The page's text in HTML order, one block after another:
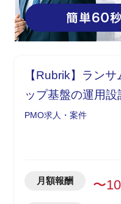
【Rubrik】ラン
ップ基盤の運用
PMO求人・案件
月額報酬 〜